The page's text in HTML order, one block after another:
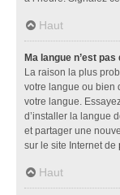
Haut
Ma langue n’est
La raison la plus
votre langue ou bien
votre langue.
d’installer la langue
et partager une
sur le site Internet de
Haut